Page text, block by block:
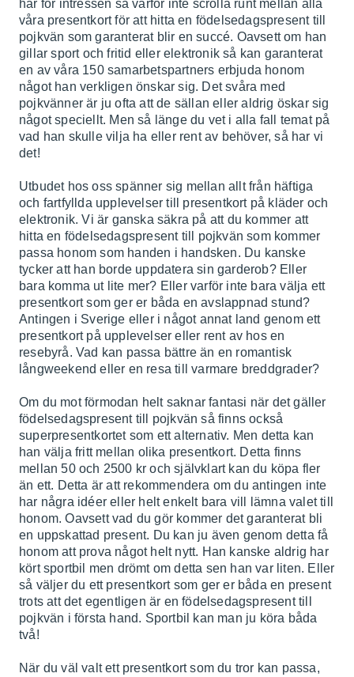
har för intressen så varför inte scrolla runt mellan alla
våra presentkort för att hitta en födelsedagspresent till
pojkvän som garanterat blir en succé. Oavsett om han
gillar sport och fritid eller elektronik så kan garanterat
en av våra 150 samarbetspartners erbjuda honom
något han verkligen önskar sig. Det svåra med
pojkvänner är ju ofta att de sällan eller aldrig öskar sig
något speciellt. Men så länge du vet i alla fall temat på
vad han skulle vilja ha eller rent av behöver, så har vi
det!
Utbudet hos oss spänner sig mellan allt från häftiga
och fartfyllda upplevelser till presentkort på kläder och
elektronik. Vi är ganska säkra på att du kommer att
hitta en födelsedagspresent till pojkvän som kommer
passa honom som handen i handsken. Du kanske
tycker att han borde uppdatera sin garderob? Eller
bara komma ut lite mer? Eller varför inte bara välja ett
presentkort som ger er båda en avslappnad stund?
Antingen i Sverige eller i något annat land genom ett
presentkort på upplevelser eller rent av hos en
resebyrå. Vad kan passa bättre än en romantisk
långweekend eller en resa till varmare breddgrader?
Om du mot förmodan helt saknar fantasi när det gäller
födelsedagspresent till pojkvän så finns också
superpresentkortet som ett alternativ. Men detta kan
han välja fritt mellan olika presentkort. Detta finns
mellan 50 och 2500 kr och självklart kan du köpa fler
än ett. Detta är att rekommendera om du antingen inte
har några idéer eller helt enkelt bara vill lämna valet till
honom. Oavsett vad du gör kommer det garanterat bli
en uppskattad present. Du kan ju även genom detta få
honom att prova något helt nytt. Han kanske aldrig har
kört sportbil men drömt om detta sen han var liten. Eller
så väljer du ett presentkort som ger er båda en present
trots att det egentligen är en födelsedagspresent till
pojkvän i första hand. Sportbil kan man ju köra båda
två!
När du väl valt ett presentkort som du tror kan passa,